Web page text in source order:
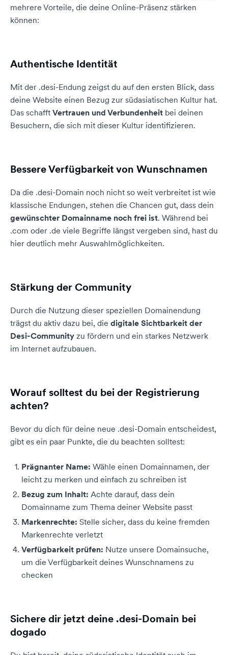
mehrere Vorteile, die deine Online-Präsenz stärken
können:
Authentische Identität
Mit der .desi-Endung zeigst du auf den ersten Blick, dass
deine Website einen Bezug zur südasiatischen Kultur hat.
Das schafft Vertrauen und Verbundenheit bei deinen
Besuchern, die sich mit dieser Kultur identifizieren.
Bessere Verfügbarkeit von Wunschnamen
Da die .desi-Domain noch nicht so weit verbreitet ist wie
klassische Endungen, stehen die Chancen gut, dass dein
gewünschter Domainname noch frei ist. Während bei
.com oder .de viele Begriffe längst vergeben sind, hast du
hier deutlich mehr Auswahlmöglichkeiten.
Stärkung der Community
Durch die Nutzung dieser speziellen Domainendung
trägst du aktiv dazu bei, die digitale Sichtbarkeit der
Desi-Community zu fördern und ein starkes Netzwerk
im Internet aufzubauen.
Worauf solltest du bei der Registrierung
achten?
Bevor du dich für deine neue .desi-Domain entscheidest,
gibt es ein paar Punkte, die du beachten solltest:
Prägnanter Name: Wähle einen Domainnamen, der
leicht zu merken und einfach zu schreiben ist
Bezug zum Inhalt: Achte darauf, dass dein
Domainname zum Thema deiner Website passt
Markenrechte: Stelle sicher, dass du keine fremden
Markenrechte verletzt
Verfügbarkeit prüfen: Nutze unsere Domainsuche,
um die Verfügbarkeit deines Wunschnamens zu
checken
Sichere dir jetzt deine .desi-Domain bei
dogado